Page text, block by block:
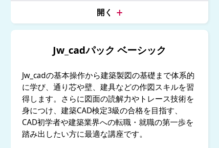
Jw_cadパック ベーシック
Jw_cadの基本操作から建築製図の基礎まで体系的
に学び、通り芯や壁、建具などの作図スキルを習
得します。さらに図面の読解力やトレース技術を
身につけ、建築CAD検定3級の合格を目指す、
CAD初学者や建築業界への転職・就職の第一歩を
踏み出したい方に最適な講座です。